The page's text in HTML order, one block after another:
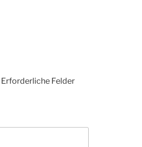
Erforderliche Felder